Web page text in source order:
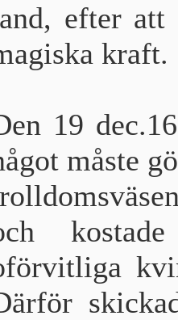
efter att
kraft.
19
måste